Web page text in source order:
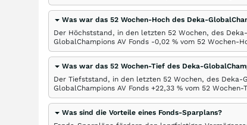
Was war das 52 Wochen-Hoch des Deka-
Der Höchststand, in den letzten 52 Wochen, des
GlobalChampions AV Fonds -0,02 % vom 52 Wochen-
Was war das 52 Wochen-Tief des Deka-
Der Tiefststand, in den letzten 52 Wochen, des Deka-
GlobalChampions AV Fonds +22,33 % vom 52
Was sind die Vorteile eines Fonds-Sparplans?